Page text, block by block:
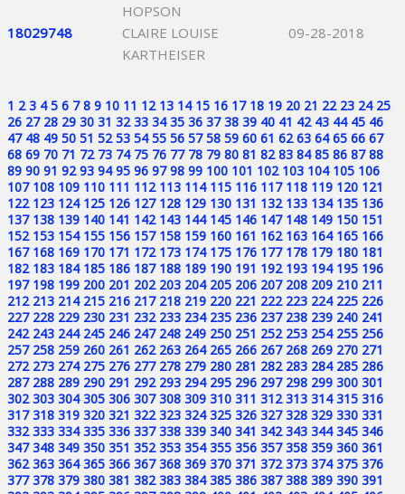
HOPSON
18029748
CLAIRE LOUISE
KARTHEISER
09-28-2018
1 2 3 4 5 6 7 8 9 10 11 12 13 14 15 16 17 18 19 20 21 22 23 24 25
26 27 28 29 30 31 32 33 34 35 36 37 38 39 40 41 42 43 44 45 46
47 48 49 50 51 52 53 54 55 56 57 58 59 60 61 62 63 64 65 66 67
68 69 70 71 72 73 74 75 76 77 78 79 80 81 82 83 84 85 86 87 88
89 90 91 92 93 94 95 96 97 98 99 100 101 102 103 104 105 106
107 108 109 110 111 112 113 114 115 116 117 118 119 120 121
122 123 124 125 126 127 128 129 130 131 132 133 134 135 136
137 138 139 140 141 142 143 144 145 146 147 148 149 150 151
152 153 154 155 156 157 158 159 160 161 162 163 164 165 166
167 168 169 170 171 172 173 174 175 176 177 178 179 180 181
182 183 184 185 186 187 188 189 190 191 192 193 194 195 196
197 198 199 200 201 202 203 204 205 206 207 208 209 210 211
212 213 214 215 216 217 218 219 220 221 222 223 224 225 226
227 228 229 230 231 232 233 234 235 236 237 238 239 240 241
242 243 244 245 246 247 248 249 250 251 252 253 254 255 256
257 258 259 260 261 262 263 264 265 266 267 268 269 270 271
272 273 274 275 276 277 278 279 280 281 282 283 284 285 286
287 288 289 290 291 292 293 294 295 296 297 298 299 300 301
302 303 304 305 306 307 308 309 310 311 312 313 314 315 316
317 318 319 320 321 322 323 324 325 326 327 328 329 330 331
332 333 334 335 336 337 338 339 340 341 342 343 344 345 346
347 348 349 350 351 352 353 354 355 356 357 358 359 360 361
362 363 364 365 366 367 368 369 370 371 372 373 374 375 376
377 378 379 380 381 382 383 384 385 386 387 388 389 390 391